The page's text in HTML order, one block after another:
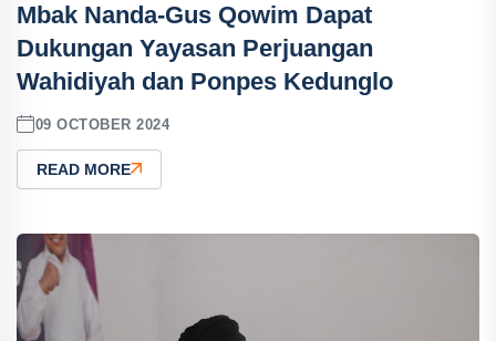
Mbak Nanda-Gus Qowim Dapat
Dukungan Yayasan Perjuangan
Wahidiyah dan Ponpes Kedunglo
09 OCTOBER 2024
READ MORE